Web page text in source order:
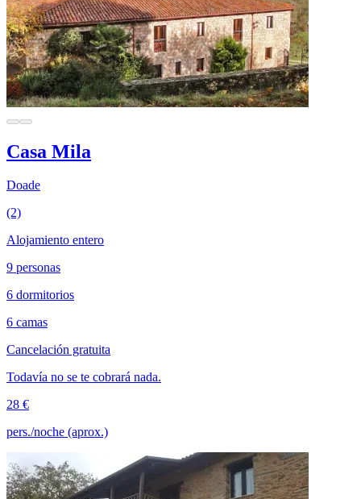
Casa Mila
Doade
(2)
Alojamiento entero
9 personas
6 dormitorios
6 camas
Cancelación gratuita
Todavía no se te cobrará nada.
28 €
pers./noche (aprox.)